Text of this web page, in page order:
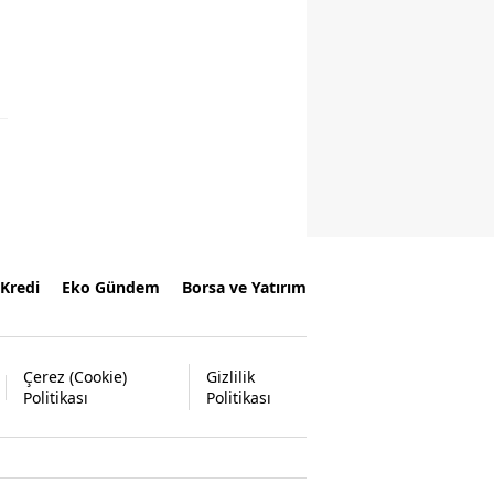
Kredi Eko Gündem Borsa ve Yatırım
Çerez (Cookie)
Politikası
Gizlilik
Politikası